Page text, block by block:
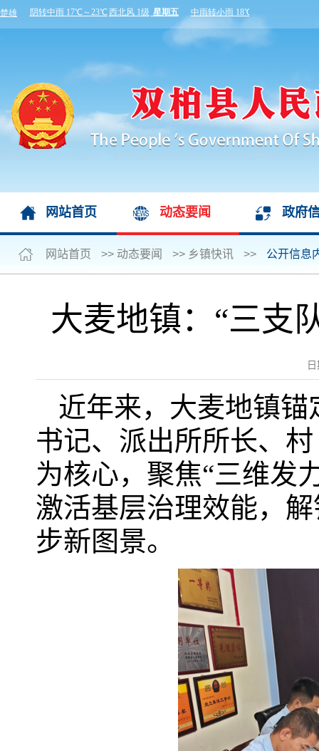
网站首页 动态要闻 政府
网站首页 >> 动态要闻 >> 乡镇快讯 >> 公开信息
大麦地镇：“三支
近年来，大麦地镇锚
书记、派出所所长、
为核心，聚焦“三维发
激活基层治理效能，
步新图景。